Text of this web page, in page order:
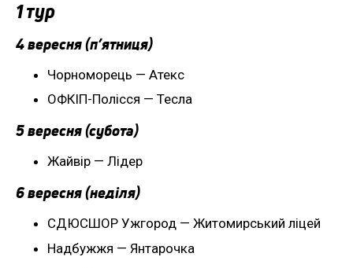
1 тур
4 вересня (п’ятниця)
Чорноморець — Атекс
ОФКІП-Полісся — Тесла
5 вересня (субота)
Жайвір — Лідер
6 вересня (неділя)
СДЮСШОР Ужгород — Житомирський ліцей
Надбужжя — Янтарочка